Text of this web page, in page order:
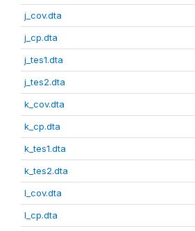
j_cov.dta
j_cp.dta
j_tes1.dta
j_tes2.dta
k_cov.dta
k_cp.dta
k_tes1.dta
k_tes2.dta
l_cov.dta
l_cp.dta